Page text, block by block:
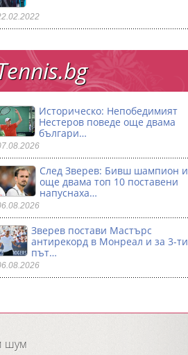
Историческо: Непобедимият
Нестеров поведе още двама
българи…
След Зверев: Бивш шампион и
още двама топ 10 поставени
напуснаха…
Зверев постави Мастърс
антирекорд в Монреал и за 3-ти
път…
шум